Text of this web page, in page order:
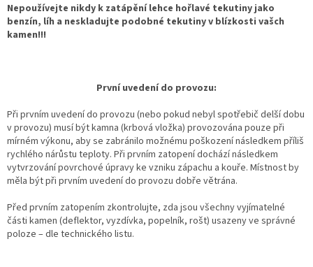
Nepoužívejte nikdy k zatápění lehce hořlavé tekutiny jako
benzín, líh a neskladujte podobné tekutiny v blízkosti vašch
kamen!!!
První uvedení do provozu:
Při prvním uvedení do provozu (nebo pokud nebyl spotřebič delší dobu
v provozu) musí být kamna (krbová vložka) provozována pouze při
mírném výkonu, aby se zabránilo možnému poškození následkem příliš
rychlého nárůstu teploty. Při prvním zatopení dochází následkem
vytvrzování povrchové úpravy ke vzniku zápachu a kouře. Místnost by
měla být při prvním uvedení do provozu dobře větrána.
Před prvním zatopením zkontrolujte, zda jsou všechny vyjímatelné
části kamen (deflektor, vyzdívka, popelník, rošt) usazeny ve správné
poloze – dle technického listu.